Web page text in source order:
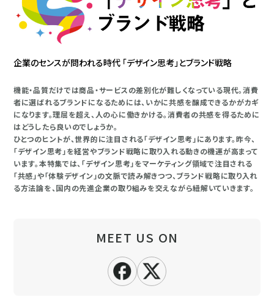
企業のセンスが問われる時代 「デザイン思考」とブランド戦略
機能・品質だけでは商品・サービスの差別化が難しくなっている現代。消費
者に選ばれるブランドになるためには、いかに共感を醸成できるかがカギ
になります。理屈を超え、人の心に働きかける。消費者の共感を得るために
はどうしたら良いのでしょうか。
ひとつのヒントが、世界的に注目される「デザイン思考」にあります。昨今、
「デザイン思考」を経営やブランド戦略に取り入れる動きの機運が高まって
います。本特集では、「デザイン思考」をマーケティング領域で注目される
「共感」や「体験デザイン」の文脈で読み解きつつ、ブランド戦略に取り入れ
る方法論を、国内の先進企業の取り組みを交えながら紐解いていきます。
MEET US ON